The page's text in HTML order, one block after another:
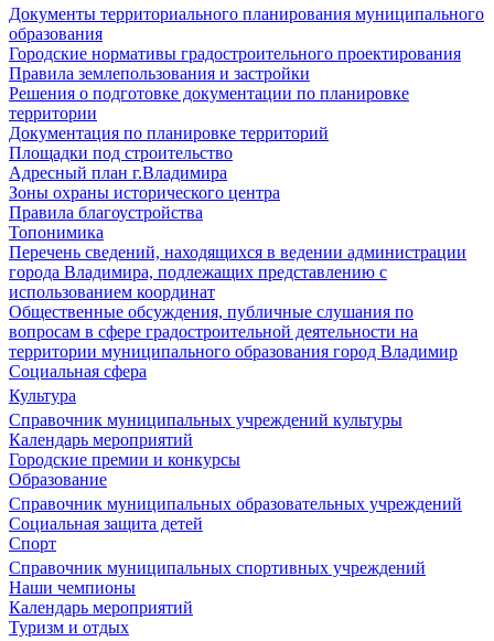
Документы территориального планирования муниципального
образования
Городские нормативы градостроительного проектирования
Правила землепользования и застройки
Решения о подготовке документации по планировке
территории
Документация по планировке территорий
Площадки под строительство
Адресный план г.Владимира
Зоны охраны исторического центра
Правила благоустройства
Топонимика
Перечень сведений, находящихся в ведении администрации
города Владимира, подлежащих представлению с
использованием координат
Общественные обсуждения, публичные слушания по
вопросам в сфере градостроительной деятельности на
территории муниципального образования город Владимир
Социальная сфера
Культура
Справочник муниципальных учреждений культуры
Календарь мероприятий
Городские премии и конкурсы
Образование
Справочник муниципальных образовательных учреждений
Социальная защита детей
Спорт
Справочник муниципальных спортивных учреждений
Наши чемпионы
Календарь мероприятий
Туризм и отдых